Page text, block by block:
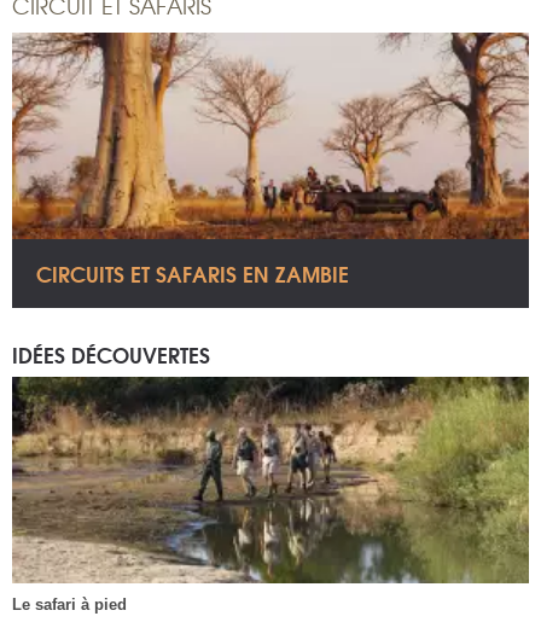
CIRCUITS ET SAFARIS EN ZAMBIE
IDÉES DÉCOUVERTES
Le safari à pied